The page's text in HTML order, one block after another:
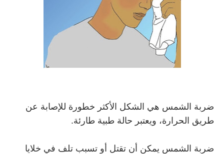
ضربة الشمس هي الشكل الأكثر خطورة للإصابة عن
طريق الحرارة، ويعتبر حالة طبية طارئة.
ضربة الشمس يمكن أن تقتل أو تسبب تلف في خلايا